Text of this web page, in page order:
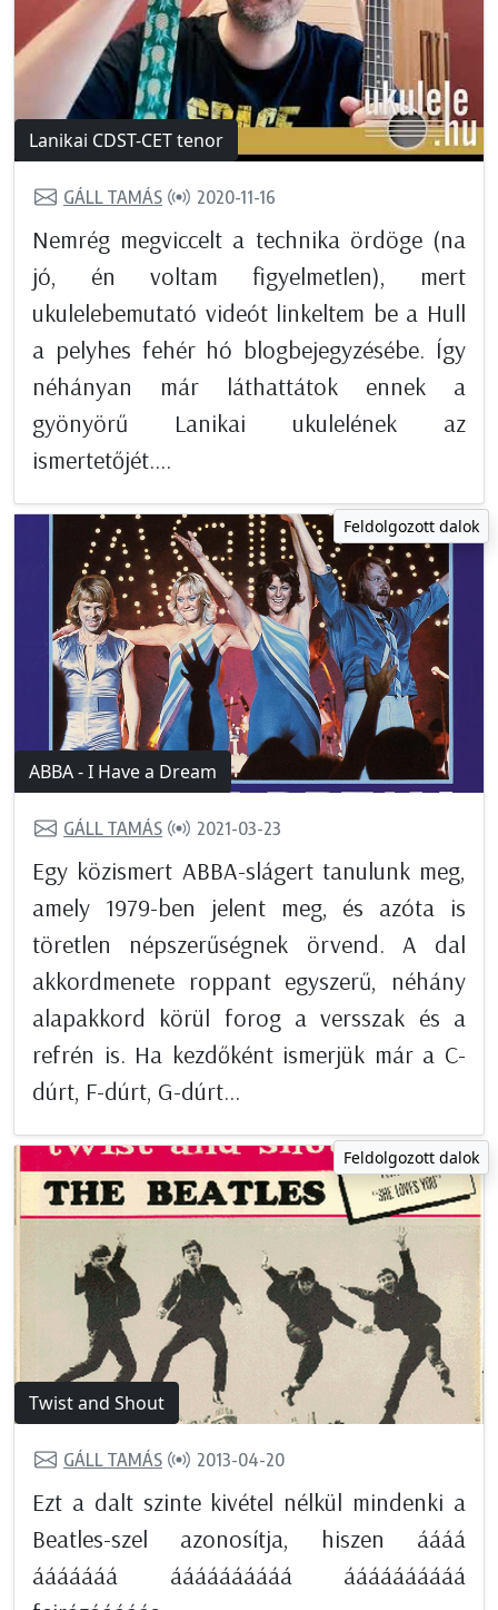
Lanikai CDST-CET tenor
GÁLL TAMÁS 2020-11-16
Nemrég megviccelt a technika ördöge (na
jó, én voltam figyelmetlen), mert
ukulelebemutató videót linkeltem be a Hull
a pelyhes fehér hó blogbejegyzésébe. Így
néhányan már láthattátok ennek a
gyönyörű Lanikai ukulelének az
ismertetőjét....
Feldolgozott dalok
ABBA - I Have a Dream
GÁLL TAMÁS 2021-03-23
Egy közismert ABBA-slágert tanulunk meg,
amely 1979-ben jelent meg, és azóta is
töretlen népszerűségnek örvend. A dal
akkordmenete roppant egyszerű, néhány
alapakkord körül forog a versszak és a
refrén is. Ha kezdőként ismerjük már a C-
dúrt, F-dúrt, G-dúrt...
Feldolgozott dalok
Twist and Shout
GÁLL TAMÁS 2013-04-20
Ezt a dalt szinte kivétel nélkül mindenki a
Beatles-szel azonosítja, hiszen áááá
ááááááá áááááááááá áááááááááá